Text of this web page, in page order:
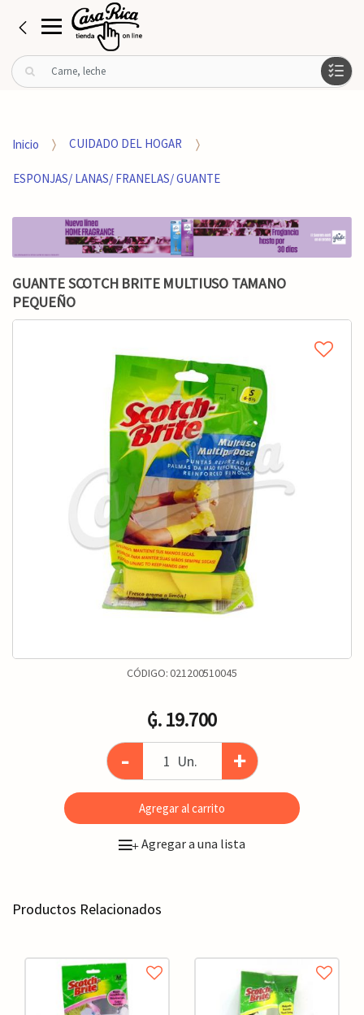
B
u
r
o
:
Inicio CUIDADO DEL HOGAR
ESPONJAS/ LANAS/ FRANELAS/ GUANTE
GUANTE SCOTCH BRITE MULTIUSO TAMANO
PEQUEÑO
CÓDIGO:021200510045
₲. 19.700
- Un. +
Agregar al carrito
+Agregar a una lista
Productos Relacionados